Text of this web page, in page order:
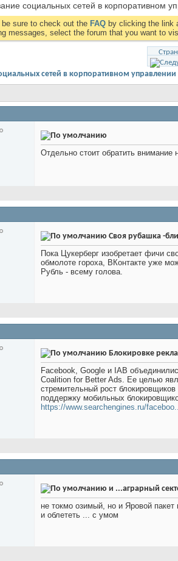
социальных сетей в корпоративном
sure to check out the FAQ by clicking the link
messages, select the forum that you want to
сетей в корпоративном управлении
Отдельно стоит обратить внимание
Своя рубашка -
Пока Цукерберг изобретает фичи
обмолоте гороха, ВКонтакте уже
Рубль - всему голова.
Блокировке
Facebook, Google и IAB
Coalition for Better Ads. Ее целью
стремительный рост
поддержку мобильных
https://www.searchengines.ru/
и ...аграрный
не токмо озимый, но и Яровой
и облететь ... с умом